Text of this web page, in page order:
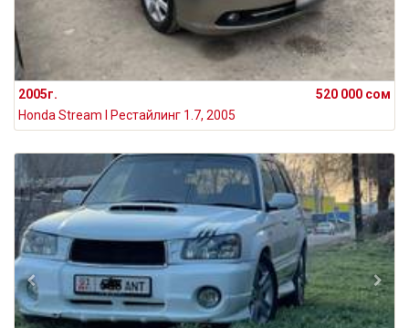
2005г.
520 000 сом
Honda Stream I Рестайлинг 1.7, 2005